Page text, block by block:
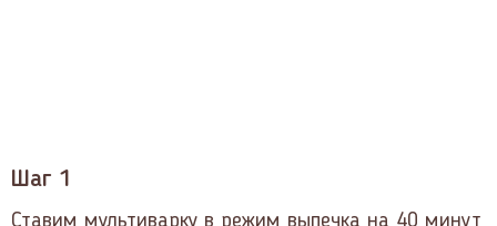
Шаг 1
Ставим мультиварку в режим выпечка на 40 минут